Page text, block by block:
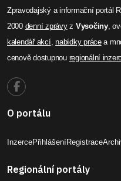
Zpravodajský a informační portál
2000 denní zprávyz Vysočiny,
kalendář akcí,nabídky prácea
cenově dostupnou regionální
O portálu
InzercePřihlášeníRegistrace
Regionální portály